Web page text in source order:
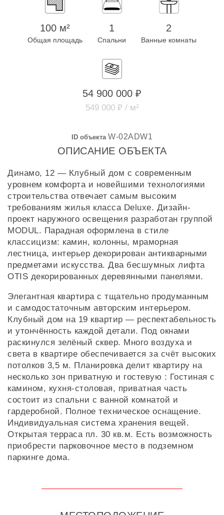
100 м²
Общая площадь
1
Спальни
2
Ванные комнаты
54 900 000 ₽
549 000 ₽ / м²
ID объекта W-02ADW1
ОПИСАНИЕ ОБЪЕКТА
Динамо, 12 — Клубный дом с современным
уровнем комфорта и новейшими технологиями
строительства отвечает самым высоким
требованиям жилья класса Deluxe. Дизайн-
проект наружного освещения разработан группой
MODUL. Парадная оформлена в стиле
классицизм: камин, колонны, мраморная
лестница, интерьер декорирован антикварными
предметами искусства. Два бесшумных лифта
OTIS декорированных деревянными панелями.
Элегантная квартира с тщательно продуманным
и самодостаточным авторским интерьером.
Клубный дом на 19 квартир — респектабельность
и утончённость каждой детали. Под окнами
раскинулся зелёный сквер. Много воздуха и
света в квартире обеспечивается за счёт высоких
потолков 3,5 м. Планировка делит квартиру на
несколько зон приватную и гостевую : Гостиная с
камином, кухня-столовая, приватная часть
состоит из спальни с ванной комнатой и
гардеробной. Полное техническое оснащение.
Индивидуальная система хранения вещей.
Открытая терраса пл. 30 кв.м. Есть возможность
приобрести парковочное место в подземном
паркинге дома.